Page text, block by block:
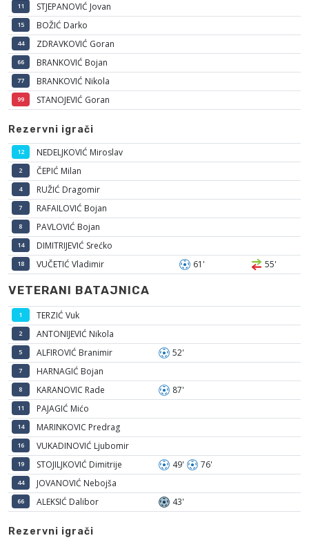
11 STJEPANOVIĆ Jovan
15 BOŽIĆ Darko
44 ZDRAVKOVIĆ Goran
66 BRANKOVIĆ Bojan
77 BRANKOVIĆ Nikola
99 STANOJEVIĆ Goran
Rezervni igrači
12 NEDELJKOVIĆ Miroslav
2 ČEPIĆ Milan
4 RUŽIĆ Dragomir
7 RAFAILOVIĆ Bojan
8 PAVLOVIĆ Bojan
14 DIMITRIJEVIĆ Srećko
18 VUČETIĆ Vladimir 61' 55'
VETERANI BATAJNICA
1 TERZIĆ Vuk
2 ANTONIJEVIĆ Nikola
5 ALFIROVIĆ Branimir 52'
7 HARNAGIĆ Bojan
8 KARANOVIC Rade 87'
11 PAJAGIĆ Mićo
14 MARINKOVIC Predrag
16 VUKADINOVIĆ Ljubomir
19 STOJILJKOVIĆ Dimitrije 49' 76'
44 JOVANOVIĆ Nebojša
66 ALEKSIĆ Dalibor 43'
Rezervni igrači